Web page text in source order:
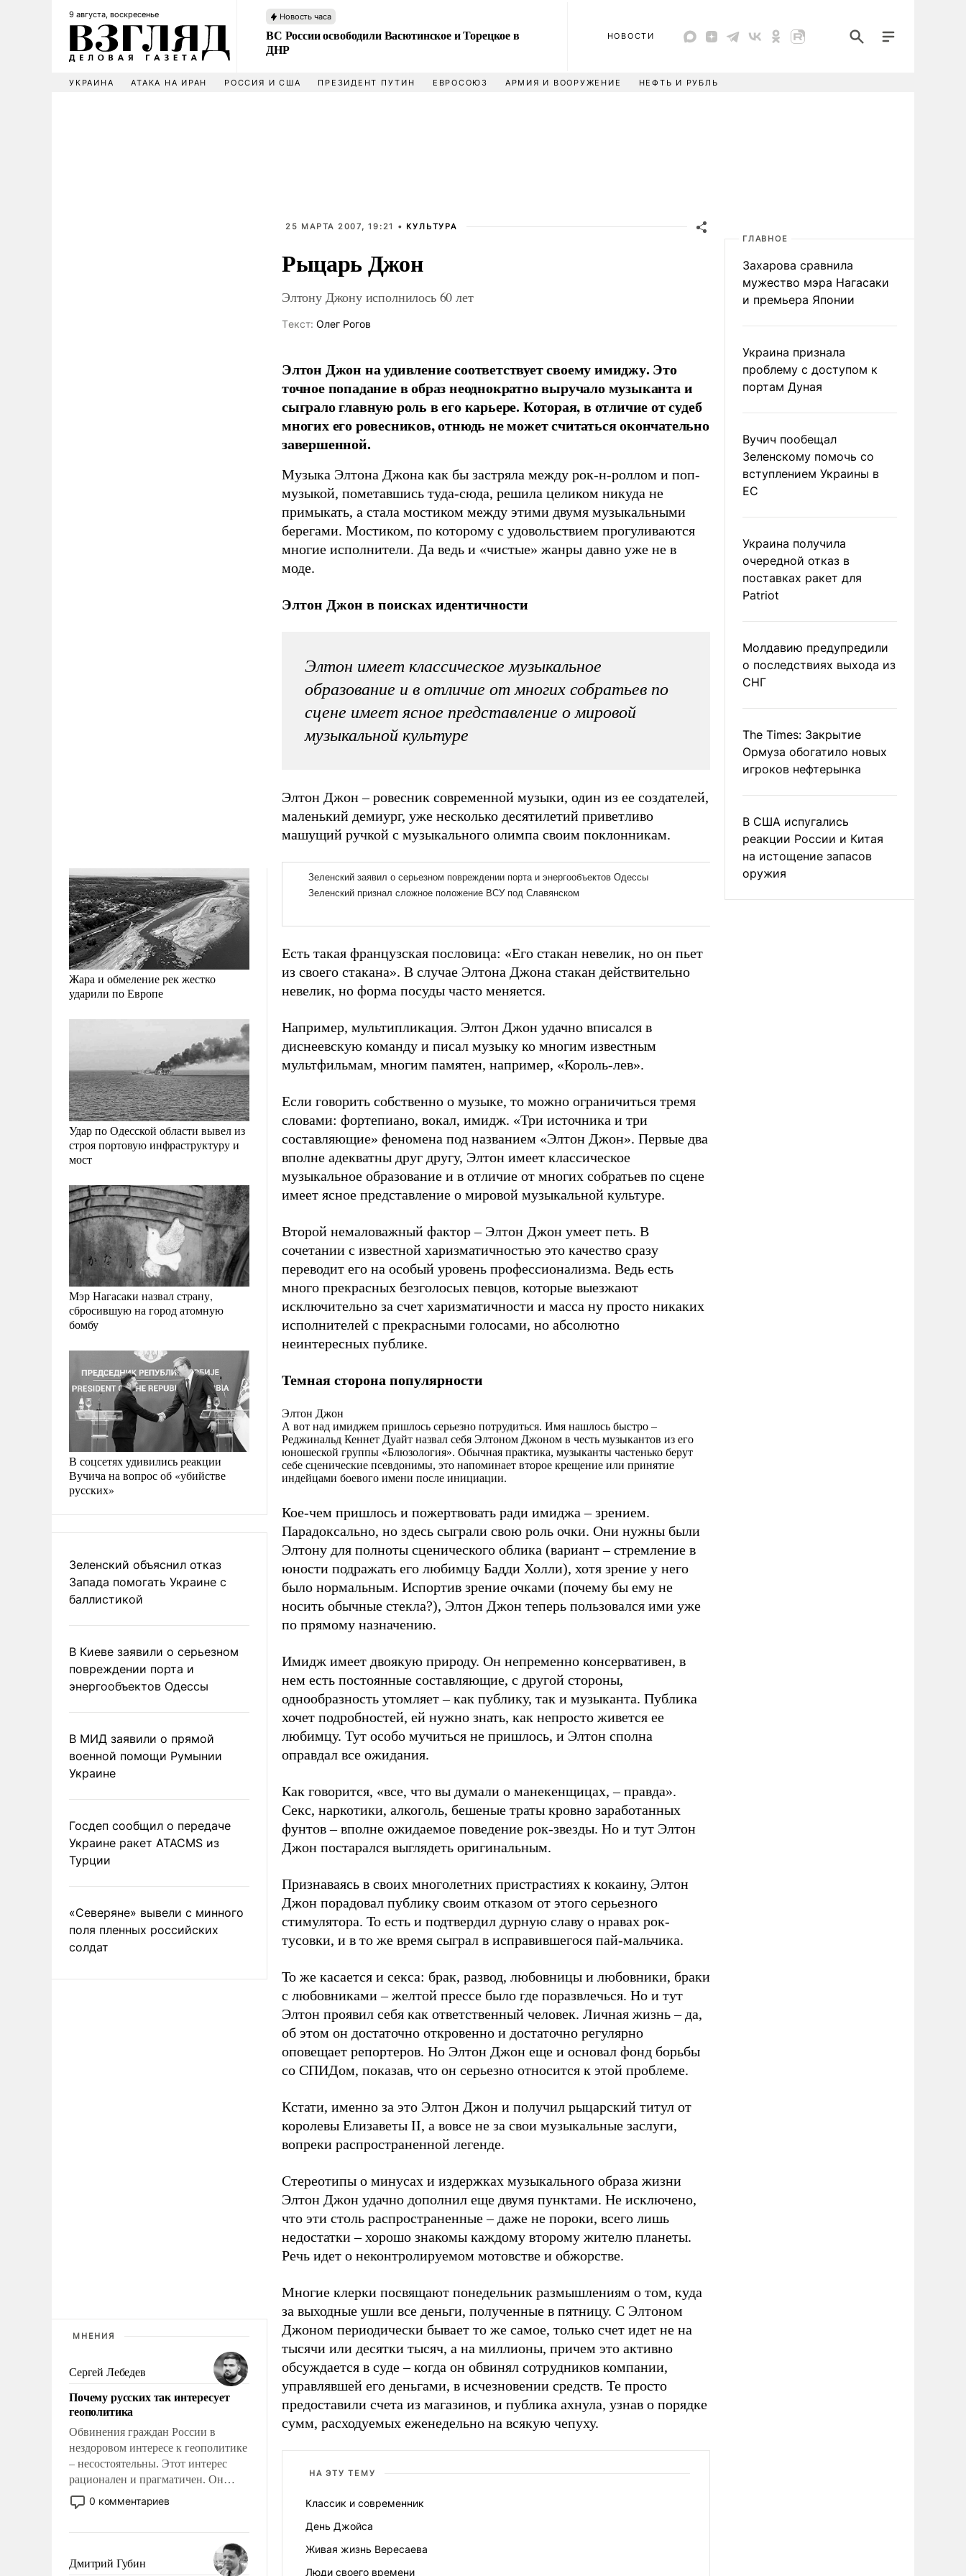
9 августа, воскресенье Новость часа
ВС России освободили Васютинское и Торецкое в
ДНР
НОВОСТИ
УКРАИНА АТАКА НА ИРАН РОССИЯ И США ПРЕЗИДЕНТ ПУТИН ЕВРОСОЮЗ АРМИЯ И ВООРУЖЕНИЕ НЕФТЬ И РУБЛЬ
Жара и обмеление рек жестко
ударили по Европе
Удар по Одесской области вывел из
строя портовую инфраструктуру и
мост
Мэр Нагасаки назвал страну,
сбросившую на город атомную
бомбу
В соцсетях удивились реакции
Вучича на вопрос об «убийстве
русских»
Зеленский объяснил отказ
Запада помогать Украине с
баллистикой
В Киеве заявили о серьезном
повреждении порта и
энергообъектов Одессы
В МИД заявили о прямой
военной помощи Румынии
Украине
Госдеп сообщил о передаче
Украине ракет ATACMS из
Турции
«Северяне» вывели с минного
поля пленных российских
солдат
МНЕНИЯ
Сергей Лебедев
Почему русских так интересует
геополитика
Обвинения граждан России в
нездоровом интересе к геополитике
– несостоятельны. Этот интерес
рационален и прагматичен. Он
обусловлен тысячелетним опытом
выживания в крайне непростых
знанием, что мировая политика
имеет свойство заявляться на порог
0 комментариев
Дмитрий Губин
25 МАРТА 2007, 19:21 • КУЛЬТУРА
Рыцарь Джон
Элтону Джону исполнилось 60 лет
Tекст: Олег Рогов
Элтон Джон на удивление соответствует своему имиджу. Это
точное попадание в образ неоднократно выручало музыканта и
сыграло главную роль в его карьере. Которая, в отличие от судеб
многих его ровесников, отнюдь не может считаться окончательно
завершенной.
Музыка Элтона Джона как бы застряла между рок-н-роллом и поп-
музыкой, пометавшись туда-сюда, решила целиком никуда не
примыкать, а стала мостиком между этими двумя музыкальными
берегами. Мостиком, по которому с удовольствием прогуливаются
многие исполнители. Да ведь и «чистые» жанры давно уже не в
моде.
Элтон Джон в поисках идентичности
Элтон имеет классическое музыкальное
образование и в отличие от многих собратьев по
сцене имеет ясное представление о мировой
музыкальной культуре
Элтон Джон – ровесник современной музыки, один из ее создателей,
маленький демиург, уже несколько десятилетий приветливо
машущий ручкой с музыкального олимпа своим поклонникам.
Есть такая французская пословица: «Его стакан невелик, но он пьет
из своего стакана». В случае Элтона Джона стакан действительно
невелик, но форма посуды часто меняется.
Например, мультипликация. Элтон Джон удачно вписался в
диснеевскую команду и писал музыку ко многим известным
мультфильмам, многим памятен, например, «Король-лев».
Если говорить собственно о музыке, то можно ограничиться тремя
словами: фортепиано, вокал, имидж. «Три источника и три
составляющие» феномена под названием «Элтон Джон». Первые два
вполне адекватны друг другу, Элтон имеет классическое
музыкальное образование и в отличие от многих собратьев по сцене
имеет ясное представление о мировой музыкальной культуре.
Второй немаловажный фактор – Элтон Джон умеет петь. В
сочетании с известной харизматичностью это качество сразу
переводит его на особый уровень профессионализма. Ведь есть
много прекрасных безголосых певцов, которые выезжают
исключительно за счет харизматичности и масса ну просто никаких
исполнителей с прекрасными голосами, но абсолютно
неинтересных публике.
Темная сторона популярности
Элтон Джон
А вот над имиджем пришлось серьезно потрудиться. Имя нашлось быстро –
Реджинальд Кеннет Дуайт назвал себя Элтоном Джоном в честь музыкантов из его
юношеской группы «Блюзология». Обычная практика, музыканты частенько берут
себе сценические псевдонимы, это напоминает второе крещение или принятие
индейцами боевого имени после инициации.
Кое-чем пришлось и пожертвовать ради имиджа – зрением.
Парадоксально, но здесь сыграли свою роль очки. Они нужны были
Элтону для полноты сценического облика (вариант – стремление в
юности подражать его любимцу Бадди Холли), хотя зрение у него
было нормальным. Испортив зрение очками (почему бы ему не
носить обычные стекла?), Элтон Джон теперь пользовался ими уже
по прямому назначению.
Имидж имеет двоякую природу. Он непременно консервативен, в
нем есть постоянные составляющие, с другой стороны,
однообразность утомляет – как публику, так и музыканта. Публика
хочет подробностей, ей нужно знать, как непросто живется ее
любимцу. Тут особо мучиться не пришлось, и Элтон сполна
оправдал все ожидания.
Как говорится, «все, что вы думали о манекенщицах, – правда».
Секс, наркотики, алкоголь, бешеные траты кровно заработанных
фунтов – вполне ожидаемое поведение рок-звезды. Но и тут Элтон
Джон постарался выглядеть оригинальным.
Признаваясь в своих многолетних пристрастиях к кокаину, Элтон
Джон порадовал публику своим отказом от этого серьезного
стимулятора. То есть и подтвердил дурную славу о нравах рок-
тусовки, и в то же время сыграл в исправившегося пай-мальчика.
То же касается и секса: брак, развод, любовницы и любовники, браки
с любовниками – желтой прессе было где поразвлечься. Но и тут
Элтон проявил себя как ответственный человек. Личная жизнь – да,
об этом он достаточно откровенно и достаточно регулярно
оповещает репортеров. Но Элтон Джон еще и основал фонд борьбы
со СПИДом, показав, что он серьезно относится к этой проблеме.
Кстати, именно за это Элтон Джон и получил рыцарский титул от
королевы Елизаветы II, а вовсе не за свои музыкальные заслуги,
вопреки распространенной легенде.
Стереотипы о минусах и издержках музыкального образа жизни
Элтон Джон удачно дополнил еще двумя пунктами. Не исключено,
что эти столь распространенные – даже не пороки, всего лишь
недостатки – хорошо знакомы каждому второму жителю планеты.
Речь идет о неконтролируемом мотовстве и обжорстве.
Многие клерки посвящают понедельник размышлениям о том, куда
за выходные ушли все деньги, полученные в пятницу. С Элтоном
Джоном периодически бывает то же самое, только счет идет не на
тысячи или десятки тысяч, а на миллионы, причем это активно
обсуждается в суде – когда он обвинял сотрудников компании,
управлявшей его деньгами, в исчезновении средств. Те просто
предоставили счета из магазинов, и публика ахнула, узнав о порядке
сумм, расходуемых еженедельно на всякую чепуху.
НА ЭТУ ТЕМУ
Классик и современник
День Джойса
Живая жизнь Вересаева
Люди своего времени
ГЛАВНОЕ
Захарова сравнила
мужество мэра Нагасаки
и премьера Японии
Украина признала
проблему с доступом к
портам Дуная
Вучич пообещал
Зеленскому помочь со
вступлением Украины в
ЕС
Украина получила
очередной отказ в
поставках ракет для
Patriot
Молдавию предупредили
о последствиях выхода из
СНГ
The Times: Закрытие
Ормуза обогатило новых
игроков нефтерынка
В США испугались
реакции России и Китая
на истощение запасов
оружия